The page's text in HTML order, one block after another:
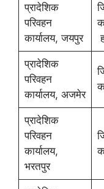
प्रादेशिक
परिवहन
कार्यालय, जयपुर
प्रादेशिक
परिवहन
कार्यालय, अजमेर
प्रादेशिक
परिवहन
कार्यालय,
भरतपुर